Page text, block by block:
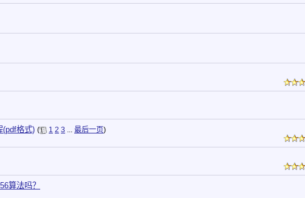
(pdf格式) ( 1 2 3 ... 最后一页)
算法吗？